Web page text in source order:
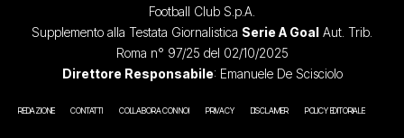
Football Club S.p.A.
Supplemento alla Testata Giornalistica Serie A Goal Aut. Trib.
Roma n° 97/25 del 02/10/2025
Direttore Responsabile: Emanuele De Scisciolo
REDAZIONE CONTATTI COLLABORA CON NOI PRIVACY DISCLAIMER POLICY EDITORIALE